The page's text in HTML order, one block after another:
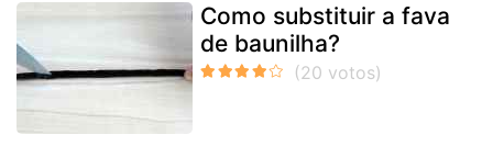
Como substituir a fava
de baunilha?